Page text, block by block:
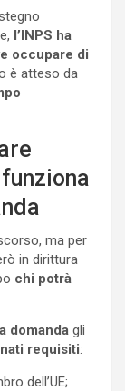
l’INPS ha
occupare di
è atteso da
ma per
in dirittura
chi potrà
domanda gli
requisiti:
dell’UE;